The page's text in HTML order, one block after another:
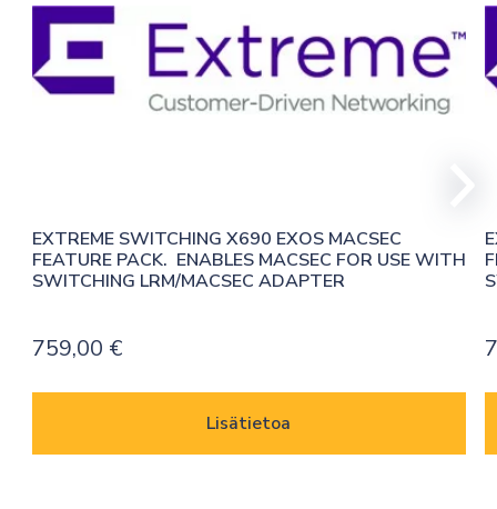
EXTREME SWITCHING X690 EXOS MACSEC
FEATURE PACK.  ENABLES MACSEC FOR USE WITH
SWITCHING LRM/MACSEC ADAPTER
759,00 €
Lisätietoa